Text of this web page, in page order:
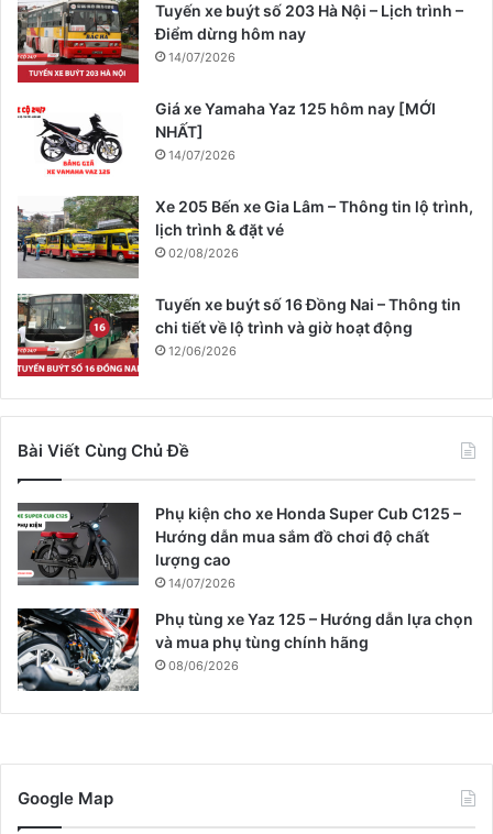
Tuyến xe buýt số 203 Hà Nội – Lịch trình –
Điểm dừng hôm nay
14/07/2026
Giá xe Yamaha Yaz 125 hôm nay [MỚI
NHẤT]
14/07/2026
Xe 205 Bến xe Gia Lâm – Thông tin lộ trình,
lịch trình & đặt vé
02/08/2026
Tuyến xe buýt số 16 Đồng Nai – Thông tin
chi tiết về lộ trình và giờ hoạt động
12/06/2026
Bài Viết Cùng Chủ Đề
Phụ kiện cho xe Honda Super Cub C125 –
Hướng dẫn mua sắm đồ chơi độ chất
lượng cao
14/07/2026
Phụ tùng xe Yaz 125 – Hướng dẫn lựa chọn
và mua phụ tùng chính hãng
08/06/2026
Google Map